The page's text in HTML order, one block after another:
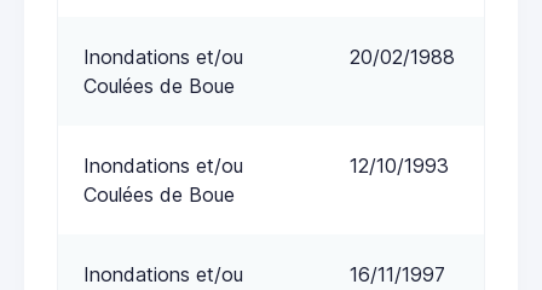
Inondations et/ou
Coulées de Boue
20/02/1988
Inondations et/ou
Coulées de Boue
12/10/1993
Inondations et/ou
16/11/1997